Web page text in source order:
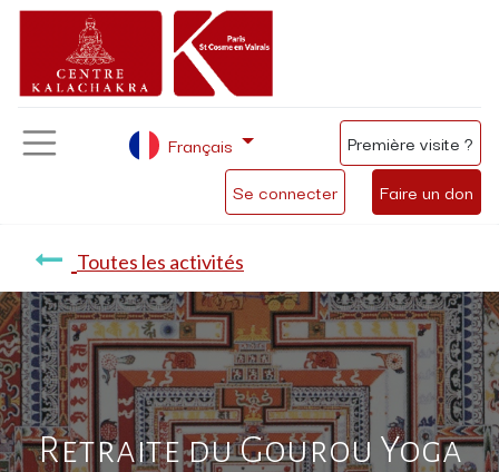
Se connecter Faire un don
Français Première visite ?
Toutes les activités
Retraite du Gourou Yoga